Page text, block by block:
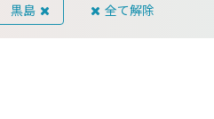
黒島 全て解除